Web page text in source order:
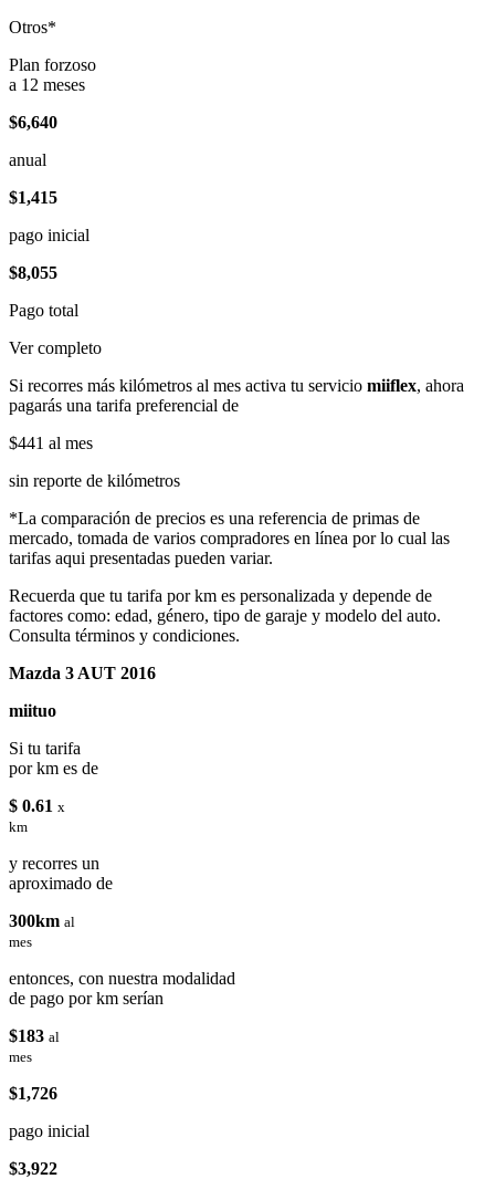
Otros*
Plan forzoso
a 12 meses
$6,640
anual
$1,415
pago inicial
$8,055
Pago total
Ver completo
Si recorres más kilómetros al mes activa tu servicio miiflex, ahora
pagarás una tarifa preferencial de
$441 al mes
sin reporte de kilómetros
*La comparación de precios es una referencia de primas de
mercado, tomada de varios compradores en línea por lo cual las
tarifas aqui presentadas pueden variar.
Recuerda que tu tarifa por km es personalizada y depende de
factores como: edad, género, tipo de garaje y modelo del auto.
Consulta términos y condiciones.
Mazda 3 AUT 2016
miituo
Si tu tarifa
por km es de
$ 0.61 x
km
y recorres un
aproximado de
300km al
mes
entonces, con nuestra modalidad
de pago por km serían
$183 al
mes
$1,726
pago inicial
$3,922